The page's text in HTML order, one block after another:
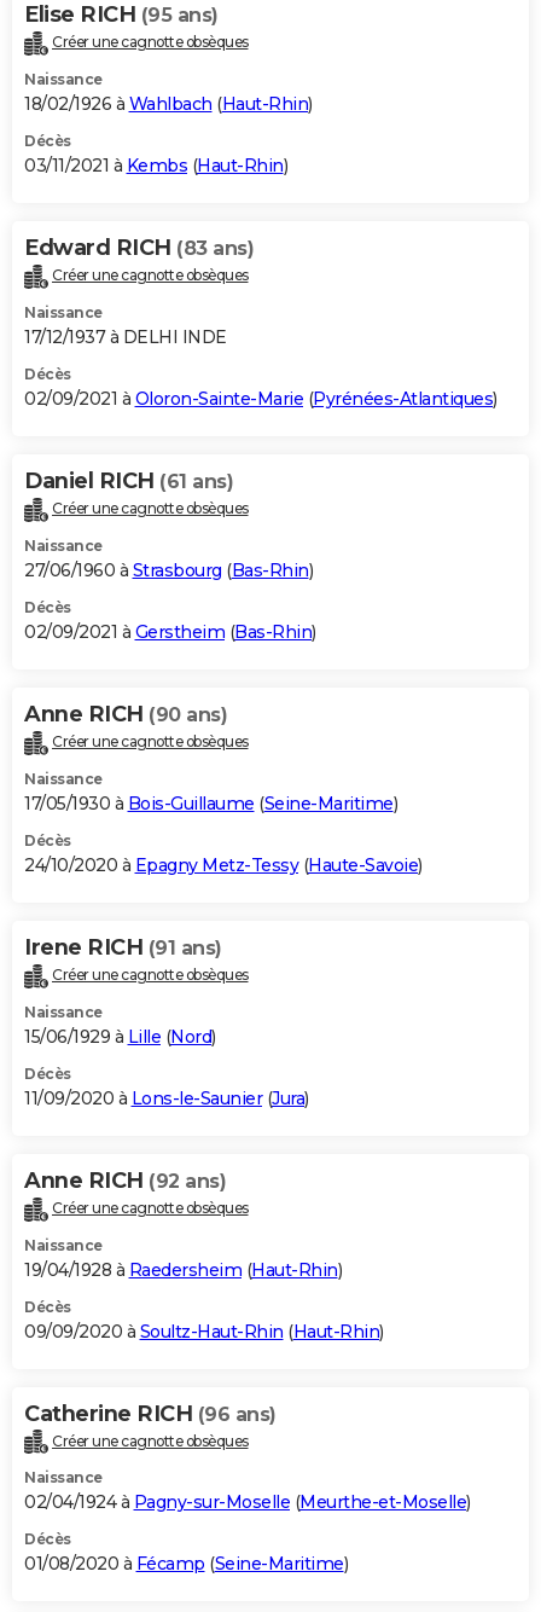
Elise RICH (95 ans)
Créer une cagnotte obsèques
Naissance
18/02/1926 à Wahlbach (Haut-Rhin)
Décès
03/11/2021 à Kembs (Haut-Rhin)
Edward RICH (83 ans)
Créer une cagnotte obsèques
Naissance
17/12/1937 à DELHI INDE
Décès
02/09/2021 à Oloron-Sainte-Marie (Pyrénées-Atlantiques)
Daniel RICH (61 ans)
Créer une cagnotte obsèques
Naissance
27/06/1960 à Strasbourg (Bas-Rhin)
Décès
02/09/2021 à Gerstheim (Bas-Rhin)
Anne RICH (90 ans)
Créer une cagnotte obsèques
Naissance
17/05/1930 à Bois-Guillaume (Seine-Maritime)
Décès
24/10/2020 à Epagny Metz-Tessy(Haute-Savoie)
Irene RICH (91 ans)
Créer une cagnotte obsèques
Naissance
15/06/1929 à Lille (Nord)
Décès
11/09/2020 à Lons-le-Saunier(Jura)
Anne RICH (92 ans)
Créer une cagnotte obsèques
Naissance
19/04/1928 à Raedersheim (Haut-Rhin)
Décès
09/09/2020 à Soultz-Haut-Rhin (Haut-Rhin)
Catherine RICH (96 ans)
Créer une cagnotte obsèques
Naissance
02/04/1924 à Pagny-sur-Moselle (Meurthe-et-Moselle)
Décès
01/08/2020 à Fécamp (Seine-Maritime)